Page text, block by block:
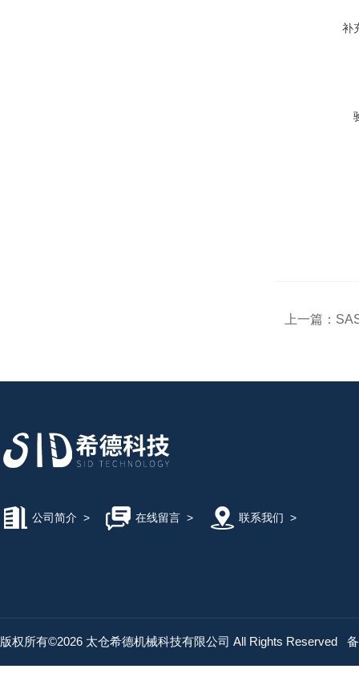
补
上一篇：
公司简介 > 在线留言> 联系我们 >
版权所有©2026 太仓希德机械科技有限公司 All Rights Reserved